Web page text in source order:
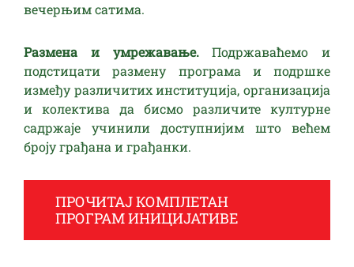
вечерњим сатима.
Размена и умрежавање.Подржаваћемо и
подстицати размену програма и подршке
између различитих институција, организација
и колектива да бисмо различите културне
садржаје учинили доступнијим што већем
броју грађана и грађанки.
ПРОЧИТАЈ КОМПЛЕТАН
ПРОГРАМ ИНИЦИЈАТИВЕ